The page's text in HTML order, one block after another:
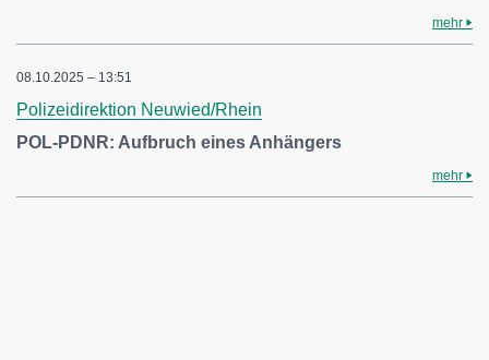
mehr
08.10.2025 – 13:51
Polizeidirektion Neuwied/Rhein
POL-PDNR: Aufbruch eines Anhängers
mehr